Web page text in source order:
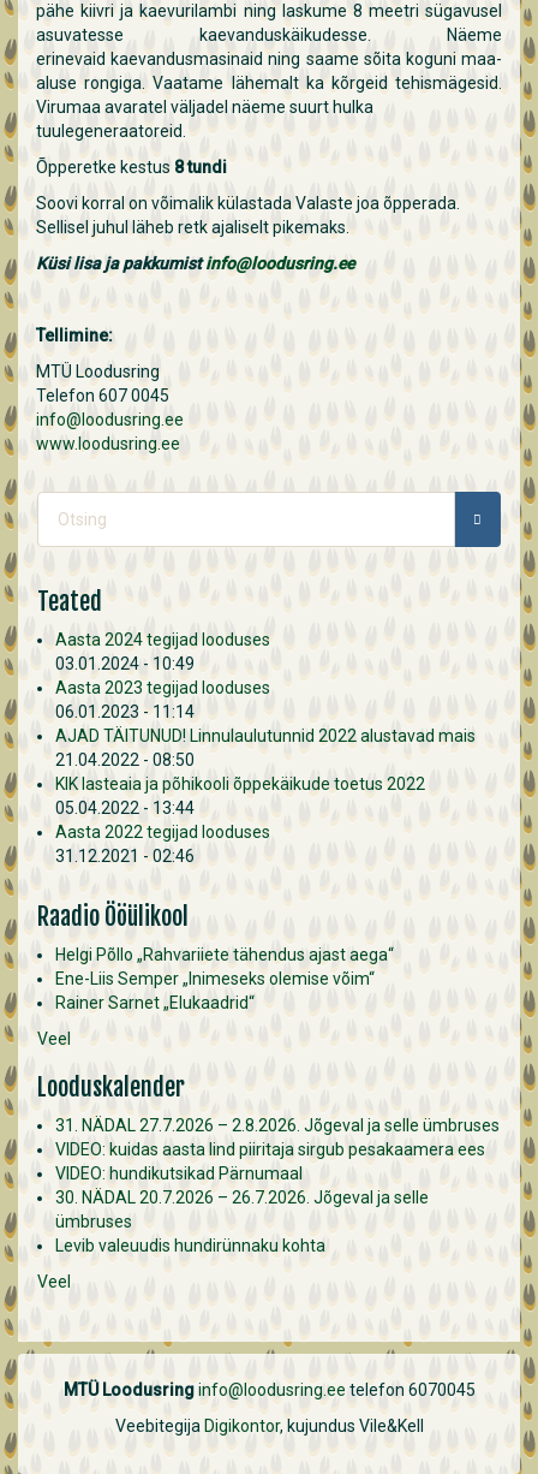
pähe kiivri ja kaevurilambi ning laskume 8 meetri sügavusel
asuvatesse kaevanduskäikudesse. Näeme
erinevaid kaevandusmasinaid ning saame sõita koguni maa-
aluse rongiga. Vaatame lähemalt ka kõrgeid tehismägesid.
Virumaa avaratel väljadel näeme suurt hulka
tuulegeneraatoreid.
Õpperetke kestus 8 tundi
Soovi korral on võimalik külastada Valaste joa õpperada.
Sellisel juhul läheb retk ajaliselt pikemaks.
Küsi lisa ja pakkumistinfo@loodusring.ee
Tellimine:
MTÜ Loodusring
Telefon 607 0045
info@loodusring.ee
www.loodusring.ee
Otsinguvorm
OTSING
Teated
Aasta 2024 tegijad looduses
03.01.2024 - 10:49
Aasta 2023 tegijad looduses
06.01.2023 - 11:14
AJAD TÄITUNUD! Linnulaulutunnid 2022 alustavad mais
21.04.2022 - 08:50
KIK lasteaia ja põhikooli õppekäikude toetus 2022
05.04.2022 - 13:44
Aasta 2022 tegijad looduses
31.12.2021 - 02:46
Raadio Ööülikool
Helgi Põllo „Rahvariiete tähendus ajast aega“
Ene-Liis Semper „Inimeseks olemise võim“
Rainer Sarnet „Elukaadrid“
Veel
Looduskalender
31. NÄDAL 27.7.2026 – 2.8.2026. Jõgeval ja selle ümbruses
VIDEO: kuidas aasta lind piiritaja sirgub pesakaamera ees
VIDEO: hundikutsikad Pärnumaal
30. NÄDAL 20.7.2026 – 26.7.2026. Jõgeval ja selle
ümbruses
Levib valeuudis hundirünnaku kohta
Veel
MTÜ Loodusring info@loodusring.ee telefon 6070045
Veebitegija Digikontor, kujundus Vile&Kell